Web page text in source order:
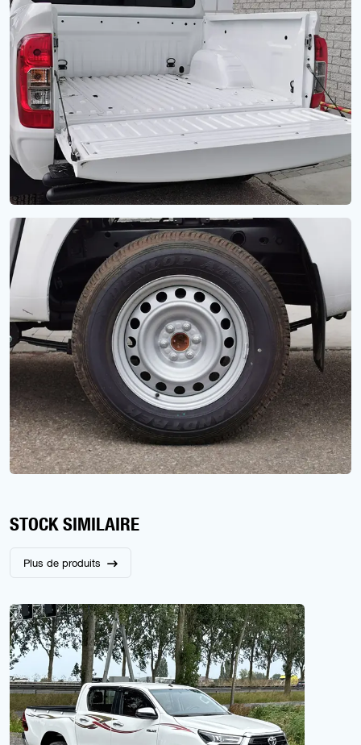
STOCK SIMILAIRE
Plus de produits